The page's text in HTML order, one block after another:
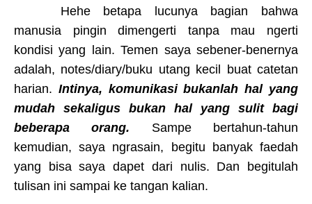
Hehe betapa lucunya bagian bahwa
manusia pingin dimengerti tanpa mau ngerti
kondisi yang lain. Temen saya sebener-benernya
adalah, notes/diary/buku utang kecil buat catetan
harian. Intinya, komunikasi bukanlah hal yang
mudah sekaligus bukan hal yang sulit bagi
beberapa orang. Sampe bertahun-tahun
kemudian, saya ngrasain, begitu banyak faedah
yang bisa saya dapet dari nulis. Dan begitulah
tulisan ini sampai ke tangan kalian.